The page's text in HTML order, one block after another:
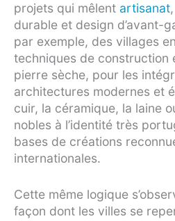
projets qui mêlent artisanat
durable et design d’avant-
par exemple, des villages
techniques de construction
pierre sèche, pour les
architectures modernes et
cuir, la céramique, la laine
nobles à l’identité très
bases de créations
internationales.
Cette même logique
façon dont les villes se